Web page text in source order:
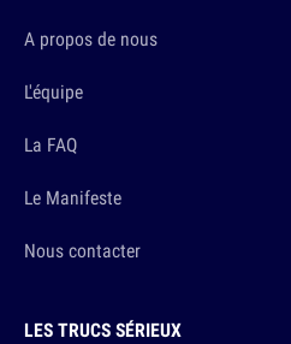
A propos de nous
L'équipe
La FAQ
Le Manifeste
Nous contacter
LES TRUCS SÉRIEUX